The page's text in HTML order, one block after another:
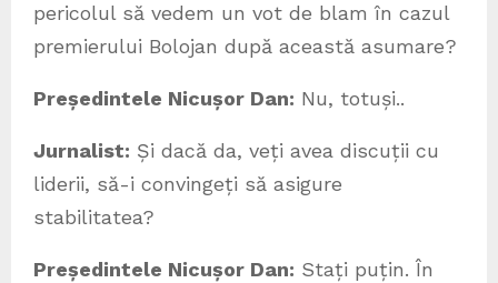
pericolul să vedem un vot de blam în cazul
premierului Bolojan după această asumare?
Președintele Nicușor Dan: Nu, totuși..
Jurnalist: Și dacă da, veți avea discuții cu
liderii, să-i convingeți să asigure
stabilitatea?
Președintele Nicușor Dan: Stați puțin. În